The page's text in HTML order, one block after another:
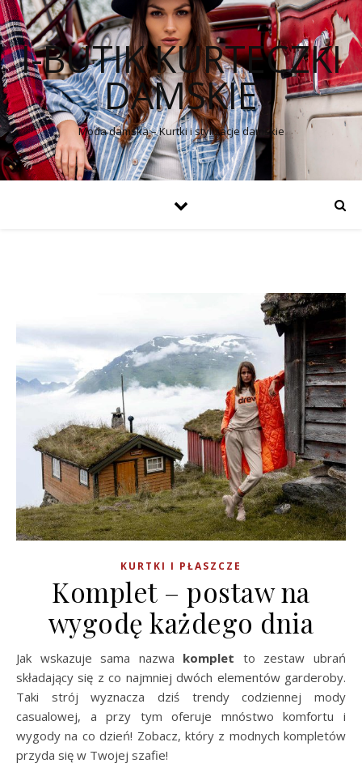
I-BUTIK KURTECZKI
DAMSKIE
Moda damska – Kurtki i stylizacje damskie
KURTKI I PŁASZCZE
Komplet – postaw na
wygodę każdego dnia
Jak wskazuje sama nazwa komplet to zestaw ubrań
składający się z co najmniej dwóch elementów garderoby.
Taki strój wyznacza dziś trendy codziennej mody
casualowej, a przy tym oferuje mnóstwo komfortu i
wygody na co dzień! Zobacz, który z modnych kompletów
przyda się w Twojej szafie!